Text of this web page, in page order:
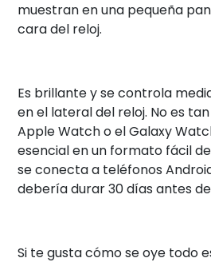
muestran en una pequeña
cara del reloj.
Es brillante y se controla
en el lateral del reloj. No es
Apple Watch o el Galaxy
esencial en un formato fácil
se conecta a teléfonos
debería durar 30 días antes
Si te gusta cómo se oye todo